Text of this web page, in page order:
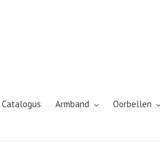
Catalogus Armband Oorbellen